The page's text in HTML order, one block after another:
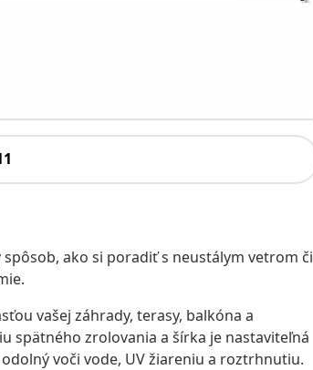
ako si poradiť s neustálym vetrom či
vašej záhrady, terasy, balkóna a
spätného zrolovania a šírka je nastaviteľná
voči vode, UV žiareniu a roztrhnutiu.